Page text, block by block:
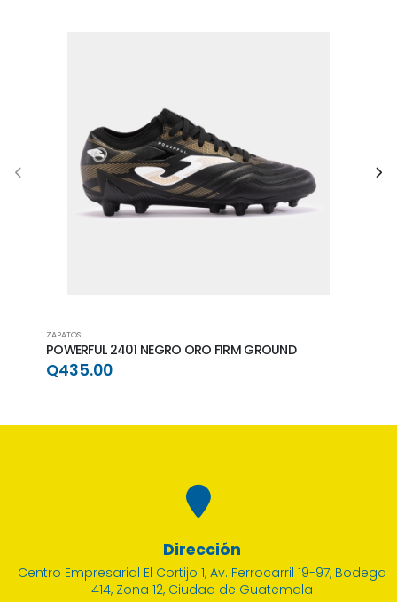
ZAPATOS
POWERFUL 2401 NEGRO ORO FIRM GROUND
Q435.00
Dirección
Centro Empresarial El Cortijo 1, Av. Ferrocarril 19-97, Bodega
414, Zona 12, Ciudad de Guatemala